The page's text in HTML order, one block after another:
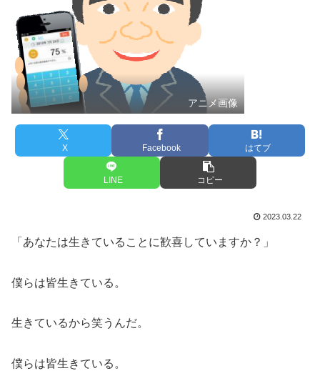
アニメ画像
X Facebook はてブ
LINE コピー
2023.03.22
「あなたは生きていることに歓喜していますか？」
僕らは皆生きている。
生きているから笑うんだ。
僕らは皆生きている。